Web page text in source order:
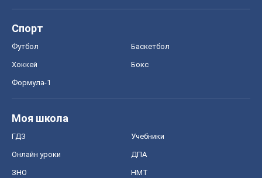
Спорт
Футбол Баскетбол
Хоккей Бокс
Формула-1
Моя школа
ГДЗ Учебники
Онлайн уроки ДПА
ЗНО НМТ